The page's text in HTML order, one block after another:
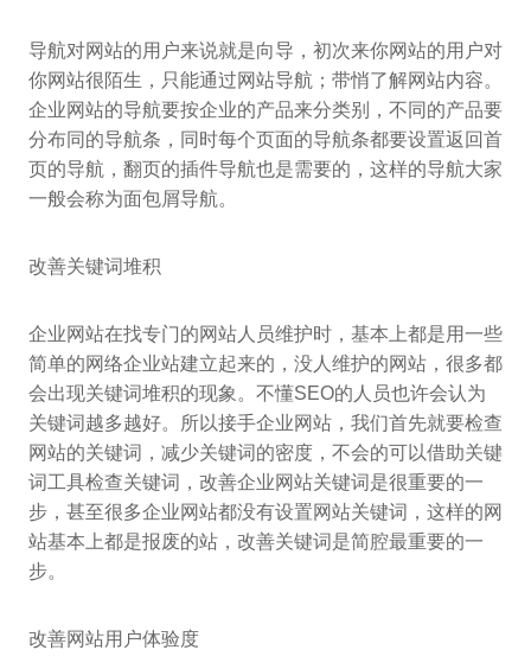
导航对网站的用户来说就是向导，初次来你网站的用户对
你网站很陌生，只能通过网站导航；带悄了解网站内容。
企业网站的导航要按企业的产品来分类别，不同的产品要
分布同的导航条，同时每个页面的导航条都要设置返回首
页的导航，翻页的插件导航也是需要的，这样的导航大家
一般会称为面包屑导航。
改善关键词堆积
企业网站在找专门的网站人员维护时，基本上都是用一些
简单的网络企业站建立起来的，没人维护的网站，很多都
会出现关键词堆积的现象。不懂SEO的人员也许会认为
关键词越多越好。所以接手企业网站，我们首先就要检查
网站的关键词，减少关键词的密度，不会的可以借助关键
词工具检查关键词，改善企业网站关键词是很重要的一
步，甚至很多企业网站都没有设置网站关键词，这样的网
站基本上都是报废的站，改善关键词是简腔最重要的一
步。
改善网站用户体验度